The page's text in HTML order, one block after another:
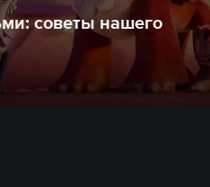
советы нашего